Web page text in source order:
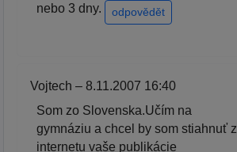
nebo 3 dny.
odpovědět
Vojtech – 8.11.2007 16:40
Som zo Slovenska.Učím na
gymnáziu a chcel by som stiahnuť z
internetu vaše publikácie